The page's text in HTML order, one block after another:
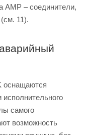
AMP – соединители,
11).
оснащаются
самого
возможность